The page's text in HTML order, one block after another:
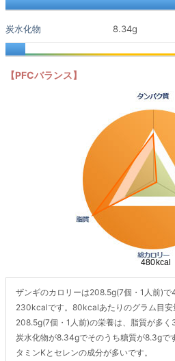
炭水化物 8.34g
【PFCバランス】
ザンギのカロリーは208.5g(7個・1人前)
230kcalです。80kcalあたりのグラム目
208.5g(7個・1人前)の栄養は、脂質が多く
炭水化物が8.34gでそのうち糖質が8.3gで
タミンKとセレンの成分が多いです。